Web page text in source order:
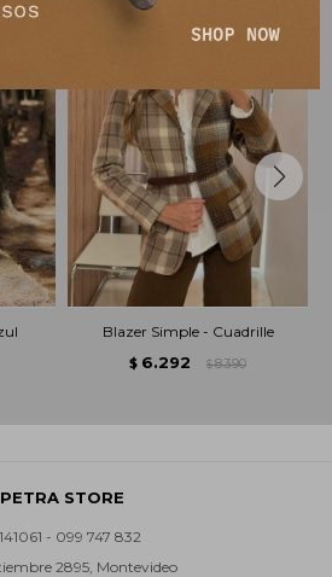
Blazer Simple - Cuadrille
$ 6.292 $ 8.390
PETRA STORE
- 099 747 832
2895, Montevideo